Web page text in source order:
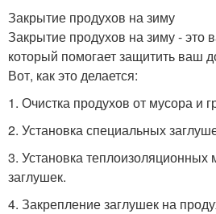
Закрытие продухов на зиму
Закрытие продухов на зиму - это
который помогает защитить ваш
Вот, как это делается:
1. Очистка продухов от мусора и
2. Установка специальных
3. Установка теплоизоляционных
заглушек.
4. Закрепление заглушек на